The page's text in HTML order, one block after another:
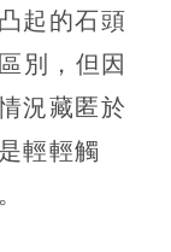
起的石頭
別，但因
況藏匿於
輕輕觸